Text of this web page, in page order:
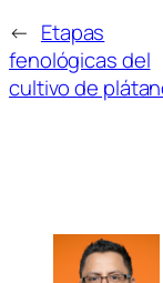
← Etapas
fenológicas del
cultivo de